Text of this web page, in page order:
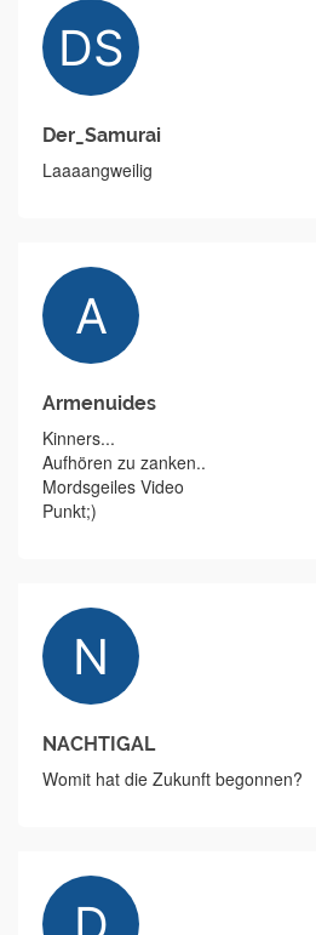
Der_Samurai
Laaaangweilig
Armenuides
Kinners...
Aufhören zu zanken..
Mordsgeiles Video
Punkt;)
NACHTIGAL
Womit hat die Zukunft begonnen?